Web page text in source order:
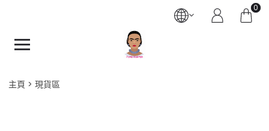
0
主頁 現貨區